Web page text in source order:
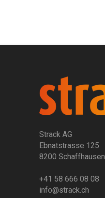
Strack AG
Ebnatstrasse 125
8200 Schaffhausen
+41 58 666 08 08
info@strack.ch